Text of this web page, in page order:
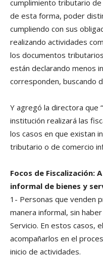
cumplimiento tributario
de esta forma, poder
cumpliendo con sus
realizando actividades
los documentos
están declarando menos
corresponden, buscando
Y agregó la directora que
institución realizará las
los casos en que existan
tributario o de comercio
Focos de Fiscalización:
informal de bienes y
1- Personas que venden
manera informal, sin
Servicio. En estos casos,
acompañarlos en el
inicio de actividades.